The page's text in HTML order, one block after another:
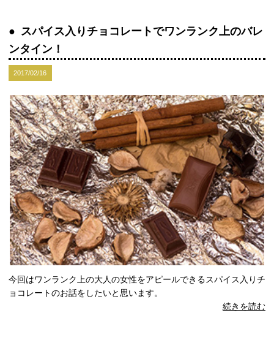
スパイス入りチョコレートでワンランク上のバレ
ンタイン！
2017/02/16
今回はワンランク上の大人の女性をアピールできるスパイス入りチ
ョコレートのお話をしたいと思います。
続きを読む